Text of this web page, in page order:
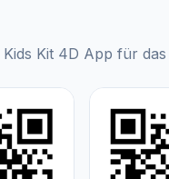
Kit 4D App für